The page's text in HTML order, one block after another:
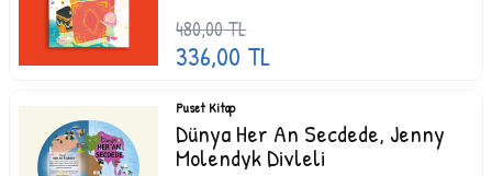
480,00TL
336,00 TL
Puset Kitap
Dünya Her An Secdede, Jenny
Molendyk Divleli